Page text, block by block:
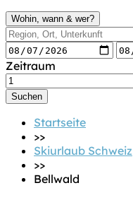
Wohin, wann & wer?
Zeitraum
Startseite
>>
Skiurlaub Schweiz
>>
Bellwald